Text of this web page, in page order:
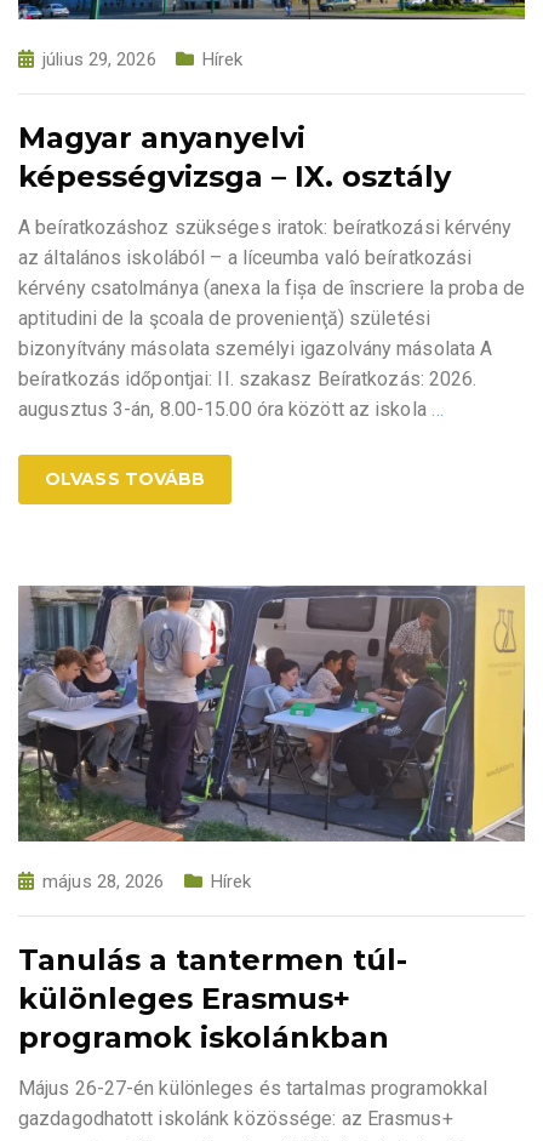
július 29, 2026 Hírek
Magyar anyanyelvi
képességvizsga – IX. osztály
A beíratkozáshoz szükséges iratok: beíratkozási kérvény
az általános iskolából – a líceumba való beíratkozási
kérvény csatolmánya (anexa la fișa de înscriere la proba de
aptitudini de la şcoala de provenienţă) születési
bizonyítvány másolata személyi igazolvány másolata A
beíratkozás időpontjai: II. szakasz Beíratkozás: 2026.
augusztus 3-án, 8.00-15.00 óra között az iskola …
OLVASS TOVÁBB
május 28, 2026 Hírek
Tanulás a tantermen túl-
különleges Erasmus+
programok iskolánkban
Május 26-27-én különleges és tartalmas programokkal
gazdagodhatott iskolánk közössége: az Erasmus+